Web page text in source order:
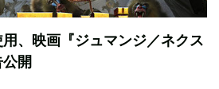
、映画『ジュマンジ／ネクス
開